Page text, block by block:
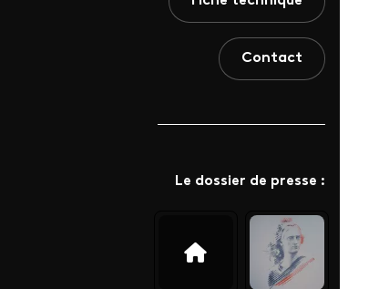
Contact
Le dossier de presse :